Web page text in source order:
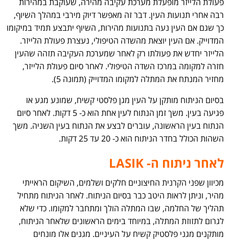
רבה אחרי תנועות העין. דבר זה מאפשר דיוק מירבי במהלך השיוף,
כך שגם אם העין נעה בתנועות מהירות, השיוף יתבצע תמיד במיקומו
המדוייק. אם העין יוצאת מהשדה הטיפולי, נעצרת פעולת הלייזר.
הלייזר יחדש את פעולתו רק לאחר שמערכת העקיבה תזהה שהעין
חזרה למקומה במרכז השדה הטיפולי. לאחר סיום פעולת הלייזר,
מחזיר המנתח את המתלה למקומו המדוייק (תמונה 5).
בסיום הניתוח מותקן על העין מגן פלסטי קשיח, שמונע מגע או
פגיעה בעין. משך זמן הנתוח לעין אחת הוא כ- 5 דקות. לאחר סיום
הנתוח בעין הראשונה, עוברים לבצע את הנתוח בעין השניה. משך
השהות הכולל בחדר הניתוח הוא כ- 20 עד 25 דקות.
לאחר ניתוח ה- LASIK
מכיוון שפני הקרנית החיצוניים חלקים ושלמים, השיקום הראייתי
מהיר, וניתן לראות היטב כבר בסיום הניתוח. לאחר הניתוח מתחיל
תהליך של החלמה, שבו המתלה הולך ומתחבר למקומו. כדי שלא
לגרום לתזוזת המתלה, במיוחד בימים הראשונים שלאחר הניתוח,
מותקנים מגני פלסטיק קשיח על העיניים. מגנים אלו מונחים